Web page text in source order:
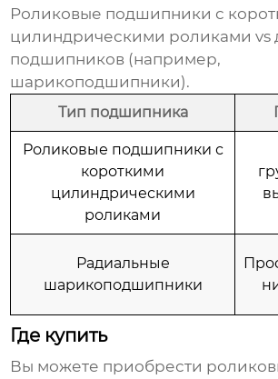
Роликовые подшипники с
цилиндрическими роликами vs
подшипников (например,
шарикоподшипники).
Тип подшипника
Роликовые подшипники с
короткими
цилиндрическими
роликами
Радиальные
шарикоподшипники
Где купить
Вы можете приобрести